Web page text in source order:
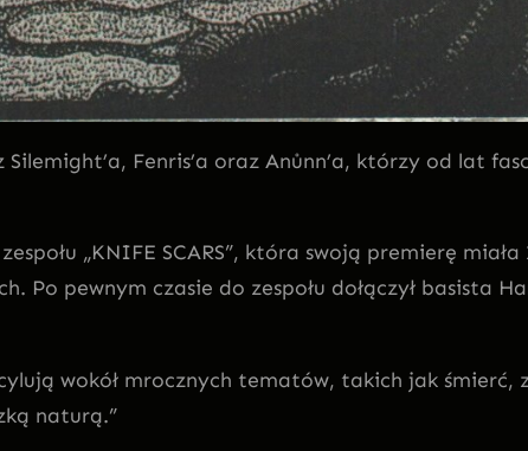
Fenris’a oraz Anůnn’a, którzy od lat
„KNIFE SCARS”, która swoją premierę miała
Po pewnym czasie do zespołu dołączył basista
wokół mrocznych tematów, takich jak śmierć,
naturą.”